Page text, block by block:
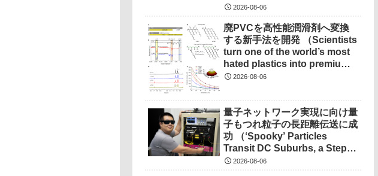
Properly）
2026-08-06
廃PVCを高性能潤滑剤へ変換
する新手法を開発 （Scientists
turn one of the world’s most
hated plastics into premium
lubricant）
2026-08-06
量子ネットワーク実現に向け量
子もつれ粒子の長距離伝送に成
功 （‘Spooky’ Particles
Transit DC Suburbs, a Step
Toward a Quantum
2026-08-06